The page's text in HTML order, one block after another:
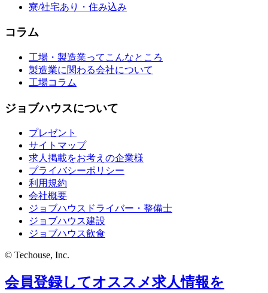
寮/社宅あり・住み込み
コラム
工場・製造業ってこんなところ
製造業に関わる会社について
工場コラム
ジョブハウスについて
プレゼント
サイトマップ
求人掲載をお考えの企業様
プライバシーポリシー
利用規約
会社概要
ジョブハウスドライバー・整備士
ジョブハウス建設
ジョブハウス飲食
© Techouse, Inc.
会員登録してオススメ求人情報を